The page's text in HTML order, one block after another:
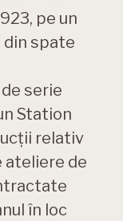
pe un
din spate
serie
Station
relativ
ateliere de
în loc